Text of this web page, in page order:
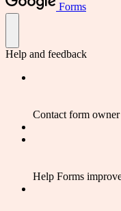
Forms
Help and feedback
Contact form owner
Help Forms